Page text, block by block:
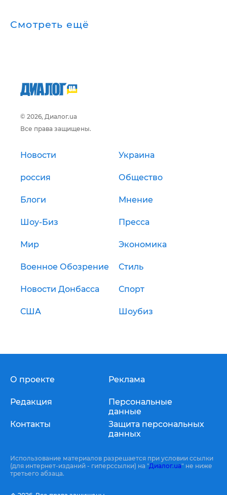
Смотреть ещё
© 2026, Диалог.ua
Все права защищены.
Новости Украина
россия Общество
Блоги Мнение
Шоу-Биз Пресса
Мир Экономика
Военное Обозрение Стиль
Новости Донбасса Спорт
США Шоубиз
О проекте
Редакция
Контакты
Реклама
Персональные
данные
Защита персональных
данных
Использование материалов разрешается при условии ссылки
(для интернет-изданий - гиперссылки) на "Диалог.ua" не ниже
третьего абзаца.